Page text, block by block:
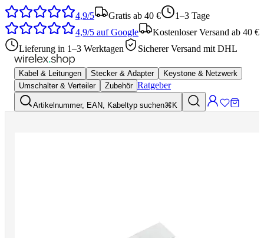
4,9/5 Gratis ab 40 €
1–3 Tage
4,9/5 auf Google
Kostenloser Versand ab 40 €
Lieferung in 1–3 Werktagen
Sicherer Versand mit DHL
Kabel & Leitungen Stecker & Adapter
Keystone & Netzwerk
Umschalter & Verteiler
Zubehör Ratgeber
Artikelnummer, EAN, Kabeltyp suchen⌘K